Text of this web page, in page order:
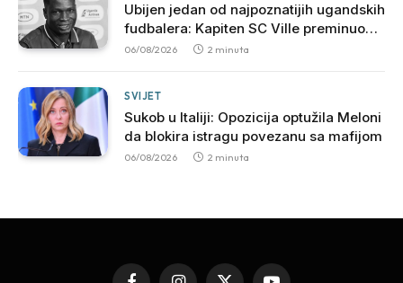
Ubijen jedan od najpoznatijih ugandskih
fudbalera: Kapiten SC Ville preminuo
nakon brutalnog napada
06/08/2026 2 minuta
SVIJET
Sukob u Italiji: Opozicija optužila Meloni
da blokira istragu povezanu sa mafijom
06/08/2026 2 minuta